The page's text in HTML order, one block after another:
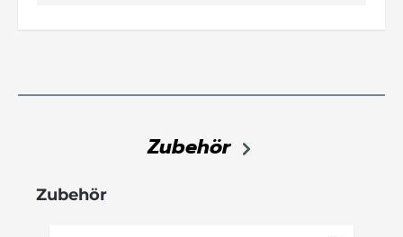
Zubehör
Produktgalerie überspringen
Zubehör